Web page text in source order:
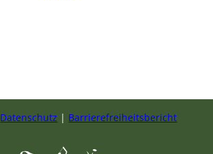
o
Datenschutz Barrierefreiheitsbericht